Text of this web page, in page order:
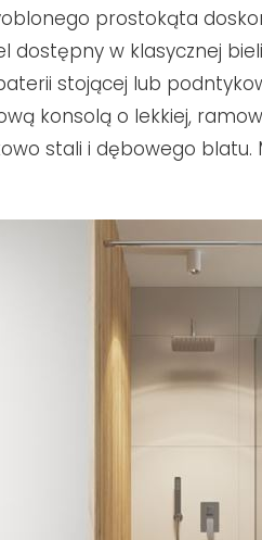
prostokąta
dostępny w klasycznej
stojącej lub
konsolą o lekkiej,
stali i dębowego